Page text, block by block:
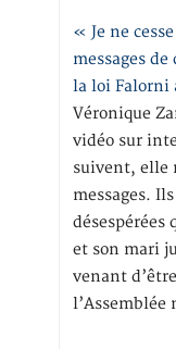
« Je ne
messages
la loi Falorni
Véronique
vidéo sur
suivent, elle
messages.
et son mari
venant
l’Assemblée